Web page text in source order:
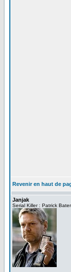
Revenir en haut de
Janjak
Serial Killer : Patrick